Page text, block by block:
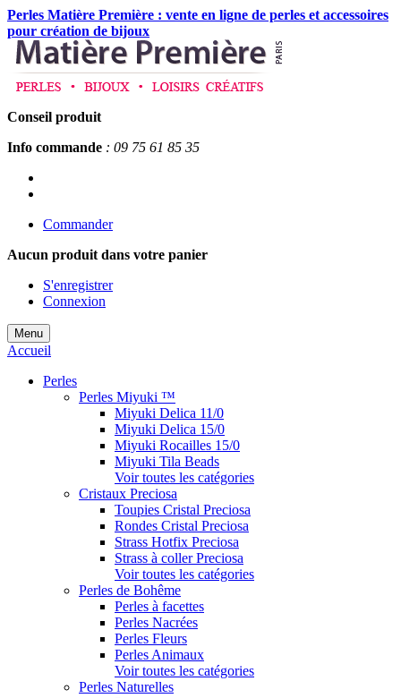
Perles Matière Première : vente en ligne de perles et accessoires
pour création de bijoux
Conseil produit
Info commande : 09 75 61 85 35
Commander
Aucun produit dans votre panier
S'enregistrer
Connexion
Menu
Accueil
Perles
Perles Miyuki ™
Miyuki Delica 11/0
Miyuki Delica 15/0
Miyuki Rocailles 15/0
Miyuki Tila Beads
Voir toutes les catégories
Cristaux Preciosa
Toupies Cristal Preciosa
Rondes Cristal Preciosa
Strass Hotfix Preciosa
Strass à coller Preciosa
Voir toutes les catégories
Perles de Bohême
Perles à facettes
Perles Nacrées
Perles Fleurs
Perles Animaux
Voir toutes les catégories
Perles Naturelles